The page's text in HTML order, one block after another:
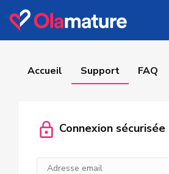
Accueil Support FAQ
Connexion sécurisée